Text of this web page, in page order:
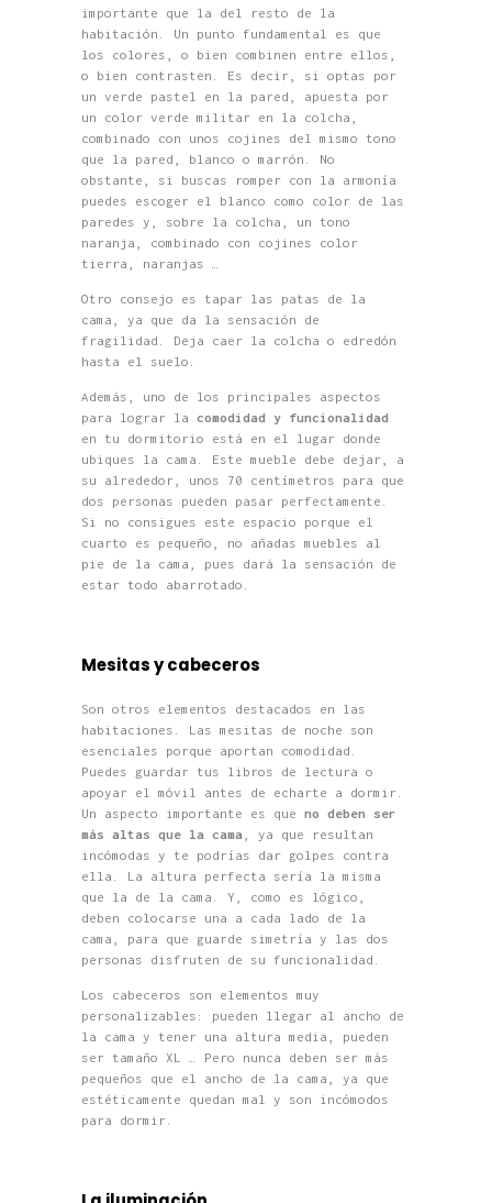
importante que la del resto de la
habitación. Un punto fundamental es que
los colores, o bien combinen entre ellos,
o bien contrasten. Es decir, si optas por
un verde pastel en la pared, apuesta por
un color verde militar en la colcha,
combinado con unos cojines del mismo tono
que la pared, blanco o marrón. No
obstante, si buscas romper con la armonía
puedes escoger el blanco como color de las
paredes y, sobre la colcha, un tono
naranja, combinado con cojines color
tierra, naranjas …
Otro consejo es tapar las patas de la
cama, ya que da la sensación de
fragilidad. Deja caer la colcha o edredón
hasta el suelo.
Además, uno de los principales aspectos
para lograr la comodidad y funcionalidad
en tu dormitorio está en el lugar donde
ubiques la cama. Este mueble debe dejar, a
su alrededor, unos 70 centímetros para que
dos personas pueden pasar perfectamente.
Si no consigues este espacio porque el
cuarto es pequeño, no añadas muebles al
pie de la cama, pues dará la sensación de
estar todo abarrotado.
Mesitas y cabeceros
Son otros elementos destacados en las
habitaciones. Las mesitas de noche son
esenciales porque aportan comodidad.
Puedes guardar tus libros de lectura o
apoyar el móvil antes de echarte a dormir.
Un aspecto importante es que no deben ser
más altas que la cama , ya que resultan
incómodas y te podrías dar golpes contra
ella. La altura perfecta sería la misma
que la de la cama. Y, como es lógico,
deben colocarse una a cada lado de la
cama, para que guarde simetría y las dos
personas disfruten de su funcionalidad.
Los cabeceros son elementos muy
personalizables: pueden llegar al ancho de
la cama y tener una altura media, pueden
ser tamaño XL … Pero nunca deben ser más
pequeños que el ancho de la cama, ya que
estéticamente quedan mal y son incómodos
para dormir.